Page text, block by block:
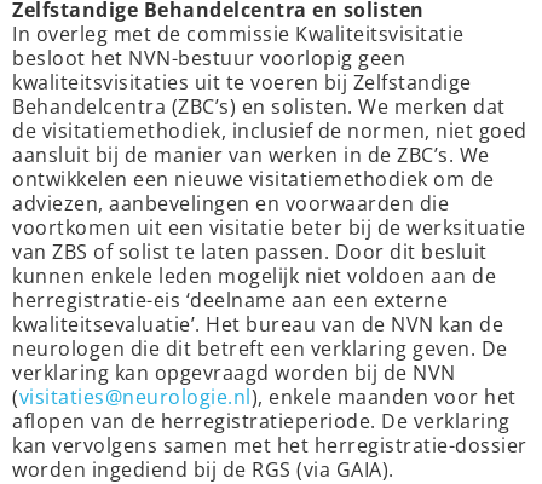
Zelfstandige Behandelcentra en solisten
In overleg met de commissie Kwaliteitsvisitatie
besloot het NVN-bestuur voorlopig geen
kwaliteitsvisitaties uit te voeren bij Zelfstandige
Behandelcentra (ZBC’s) en solisten. We merken dat
de visitatiemethodiek, inclusief de normen, niet goed
aansluit bij de manier van werken in de ZBC’s. We
ontwikkelen een nieuwe visitatiemethodiek om de
adviezen, aanbevelingen en voorwaarden die
voortkomen uit een visitatie beter bij de werksituatie
van ZBS of solist te laten passen. Door dit besluit
kunnen enkele leden mogelijk niet voldoen aan de
herregistratie-eis ‘deelname aan een externe
kwaliteitsevaluatie’. Het bureau van de NVN kan de
neurologen die dit betreft een verklaring geven. De
verklaring kan opgevraagd worden bij de NVN
(visitaties@neurologie.nl), enkele maanden voor het
aflopen van de herregistratieperiode. De verklaring
kan vervolgens samen met het herregistratie-dossier
worden ingediend bij de RGS (via GAIA).